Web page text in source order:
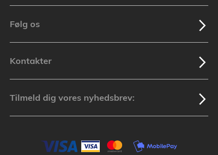
Følg os
Kontakter
Tilmeld dig vores nyhedsbrev: